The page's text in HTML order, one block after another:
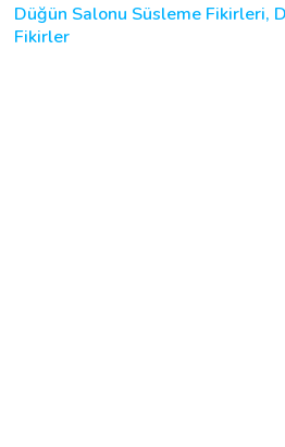
Düğün Salonu Süsleme Fikirleri,
Fikirler